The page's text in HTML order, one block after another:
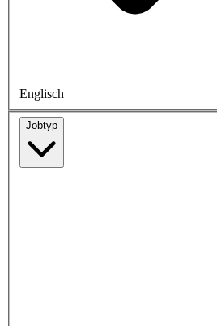
Englisch
Jobtyp